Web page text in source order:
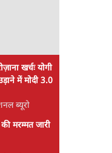
खर्चः योगी
में मोदी 3.0
ब्यूरो
की मरम्मत जारी